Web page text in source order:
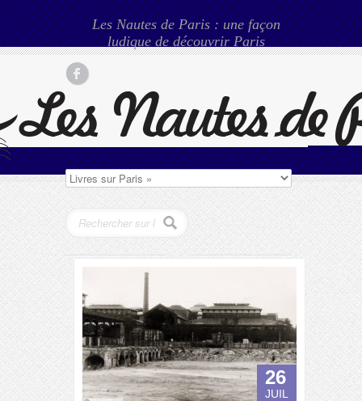
Les Nautes de Paris : une façon
ludique de découvrir Paris
26
JUIL